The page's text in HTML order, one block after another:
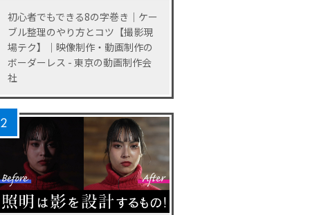
初心者でもできる8の字巻き｜ケー
ブル整理のやり方とコツ【撮影現
場テク】｜映像制作・動画制作の
ボーダーレス - 東京の動画制作会
社
2